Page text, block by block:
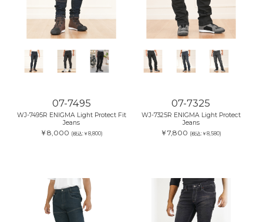
07-7495
WJ-7495R ENIGMA Light Protect Fit
Jeans
￥8,000 (税込:￥8,800)
07-7325
WJ-7325R ENIGMA Light Protect
Jeans
￥7,800 (税込:￥8,580)